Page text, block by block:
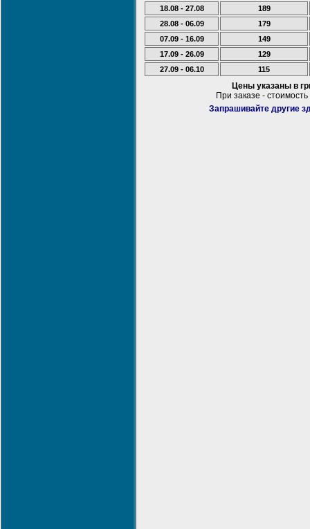
18.08 - 27.08
189
28.08 - 06.09
179
07.09 - 16.09
149
17.09 - 26.09
129
27.09 - 06.10
115
Цены указаны в
При заказе -
Запрашивайте другие